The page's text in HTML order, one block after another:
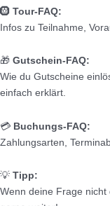
🛞 Tour-FAQ:
Infos zu Teilnahme,
🎁 Gutschein-FAQ:
Wie du Gutscheine
einfach erklärt.
💳 Buchungs-FAQ:
Zahlungsarten,
💡 Tipp:
Wenn deine Frage nicht